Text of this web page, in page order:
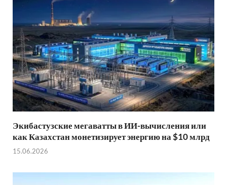
Экибастузские мегаватты в ИИ-вычисления или
как Казахстан монетизирует энергию на $10 млрд
15.06.2026